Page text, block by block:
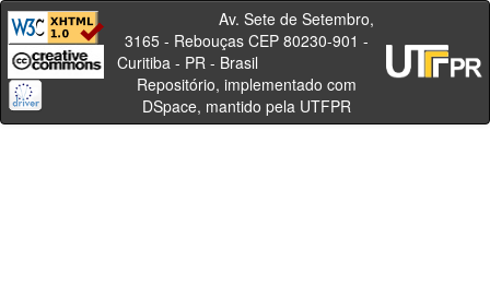
Av. Sete de Setembro,
3165 - Rebouças CEP 80230-901 -
Curitiba - PR - Brasil
Repositório, implementado com
DSpace, mantido pela UTFPR